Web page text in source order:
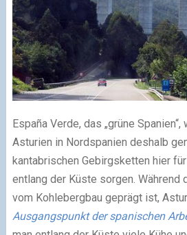
España Verde, das „grüne
Asturien in Nordspanien deshalb
kantabrischen Gebirgsketten hier
entlang der Küste sorgen. Während
vom Kohlebergbau geprägt ist,
Ausgangspunkt der spanischen